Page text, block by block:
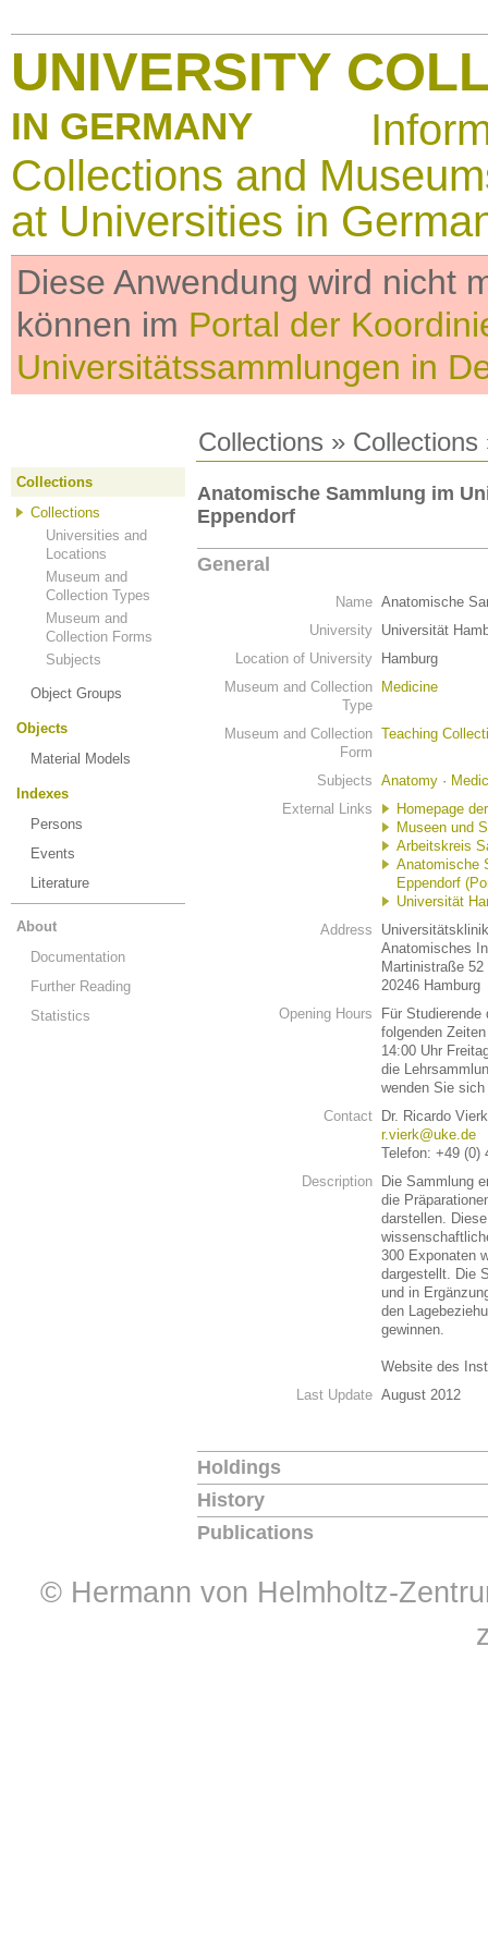
UNIVERSITY
IN GERMANY
Collections and
at Universities in
Diese Anwendung wird nicht
können im Portal der
Universitätssammlungen in
Collections » Collections
Collections
Collections
Universities and
Locations
Museum and
Collection Types
Museum and
Collection Forms
Subjects
Object Groups
Objects
Material Models
Indexes
Persons
Events
Literature
About
Documentation
Further Reading
Statistics
Anatomische Sammlung im
Eppendorf
General
Name Anatomische
University Universität
Location of University
Hamburg
Museum and Collection
Type
Medicine
Museum and Collection
Form
Teaching
Subjects Anatomy ·
External Links
Homepage
Museen und
Arbeitskreis
Anatomische
Eppendorf
Universität
Address
Anatomisches
Martinistraße 52
20246 Hamburg
Opening Hours
Für
folgenden
14:00 Uhr
die
wenden Sie
Contact
Dr. Ricardo
r.vierk@uke.de
Telefon: +49 (0)
Description
Die Sammlung
die
darstellen.
300 Exponaten
dargestellt. Die
und in
den
gewinnen.
Website des
Last Update August 2012
Holdings
History
Publications
© Hermann von Helmholtz-